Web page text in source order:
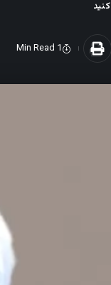
1 Min Read